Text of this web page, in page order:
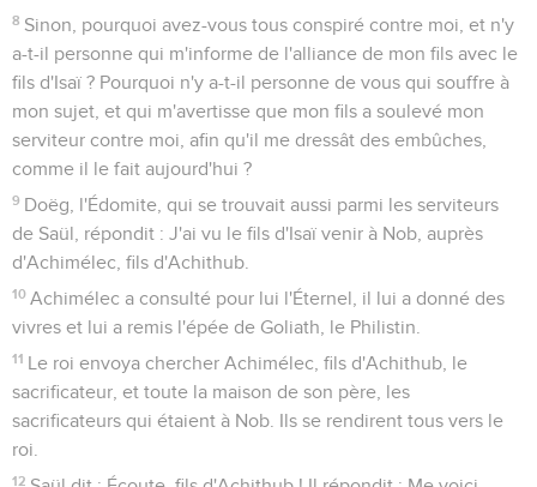
8 Sinon, pourquoi avez-vous tous conspiré contre moi, et n'y
a-t-il personne qui m'informe de l'alliance de mon fils avec le
fils d'Isaï ? Pourquoi n'y a-t-il personne de vous qui souffre à
mon sujet, et qui m'avertisse que mon fils a soulevé mon
serviteur contre moi, afin qu'il me dressât des embûches,
comme il le fait aujourd'hui ?
9 Doëg, l'Édomite, qui se trouvait aussi parmi les serviteurs
de Saül, répondit : J'ai vu le fils d'Isaï venir à Nob, auprès
d'Achimélec, fils d'Achithub.
10 Achimélec a consulté pour lui l'Éternel, il lui a donné des
vivres et lui a remis l'épée de Goliath, le Philistin.
11 Le roi envoya chercher Achimélec, fils d'Achithub, le
sacrificateur, et toute la maison de son père, les
sacrificateurs qui étaient à Nob. Ils se rendirent tous vers le
roi.
12